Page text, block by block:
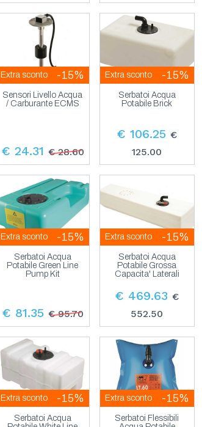
Extra sconto -15%
Sensori Livello Acqua
/ Carburante ECMS
€ 24.31 € 28.60
Extra sconto -15%
Serbatoi Acqua
Potabile Brick
€ 106.25 €
125.00
Extra sconto -15%
Serbatoi Acqua
Potabile Green Line
Pump Kit
€ 81.35 € 95.70
Extra sconto -15%
Serbatoi Acqua
Potabile Grossa
Capacita' Laterali
€ 469.63 €
552.50
Extra sconto -15%
Serbatoi Acqua
Extra sconto -15%
Serbatoi Flessibili